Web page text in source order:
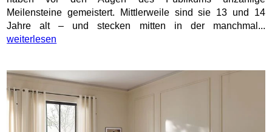
Meilensteine gemeistert. Mittlerweile sind sie 13 und 14
Jahre alt – und stecken mitten in der manchmal...
weiterlesen